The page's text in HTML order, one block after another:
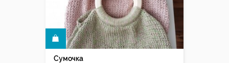
Сумочка